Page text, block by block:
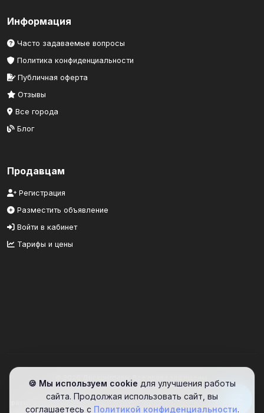
Информация
Часто задаваемые вопросы
Политика конфиденциальности
Публичная оферта
Отзывы
Все города
Блог
Продавцам
Регистрация
Разместить объявление
Войти в кабинет
Тарифы и цены
© 2026 Дисконтбери. Все права защищены.
Информационный портал. Сайт предоставляет площадку для
размещения объявлений. Проверяйте информацию самостоятельно.
🍪 Мы используем cookie для улучшения работы
сайта. Продолжая использовать сайт, вы
соглашаетесь с Политикой конфиденциальности.